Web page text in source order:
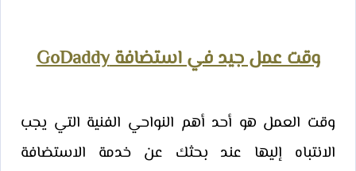
وقت عمل جيد في استضافة GoDaddy
وقت العمل هو أحد أهم النواحي الفنية التي يجب
الانتباه إليها عند بحثك عن خدمة الاستضافة